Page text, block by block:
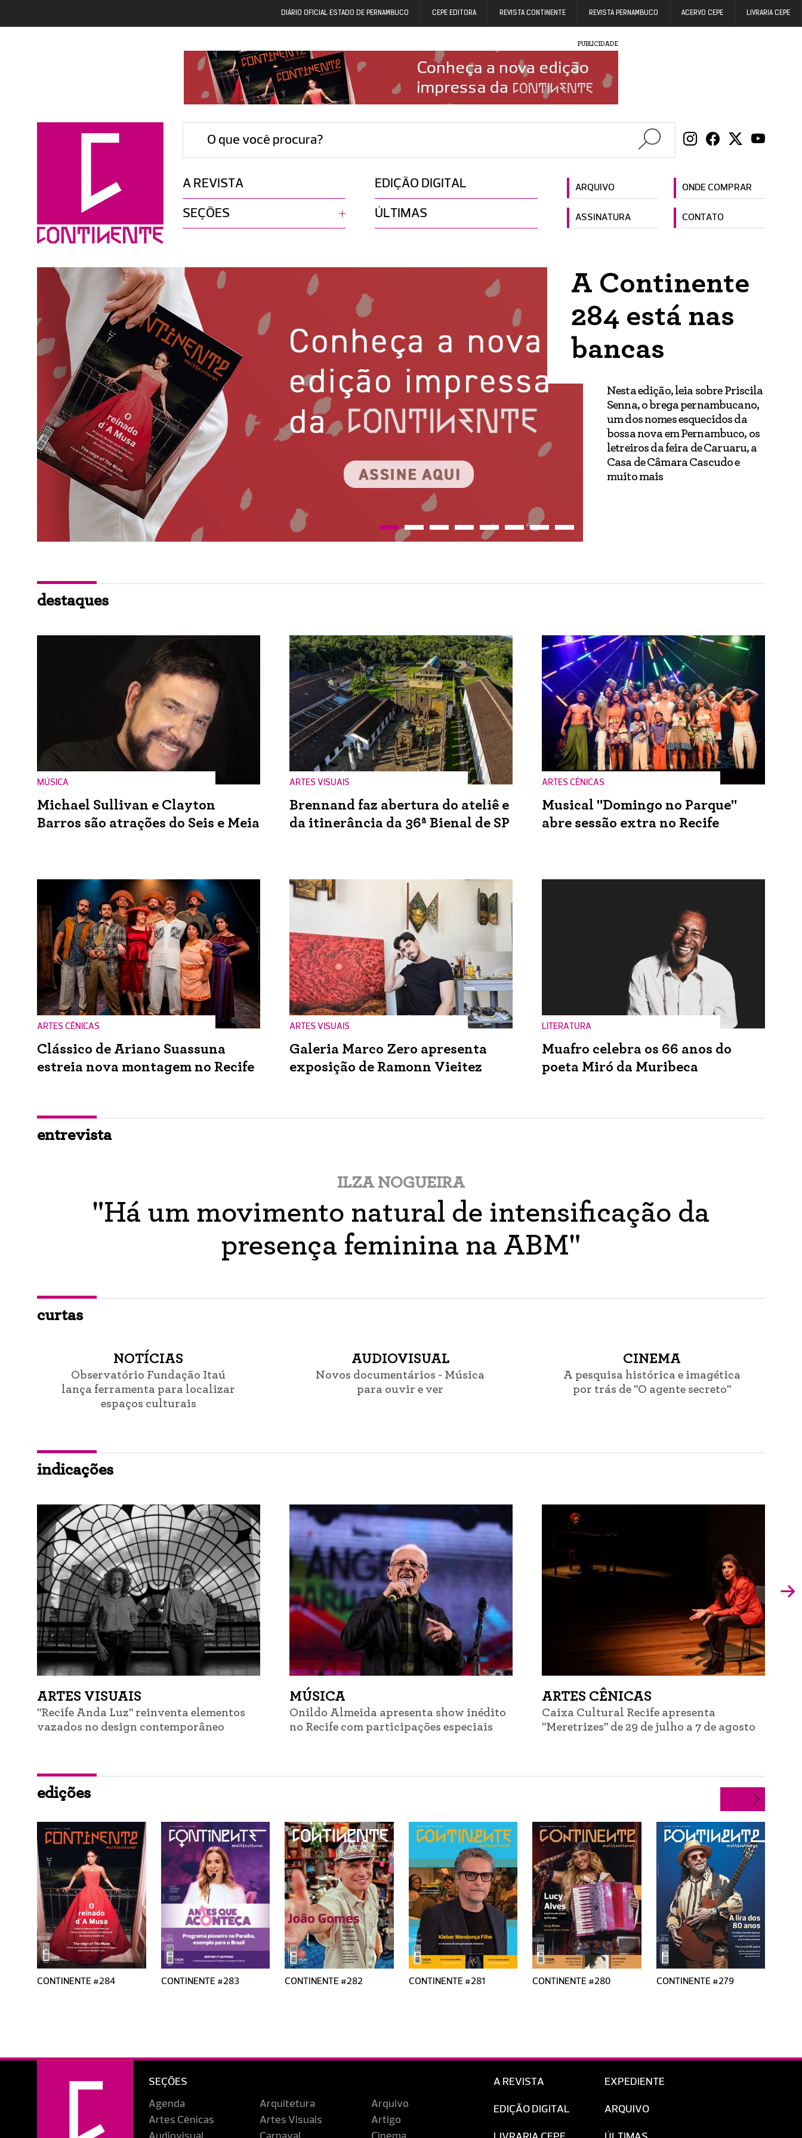
DIÁRIO OFICIAL ESTADO DE PERNAMBUCO CEPE EDITORA REVISTA CONTINENTE REVISTA PERNAMBUCO ACERVO CEPE LIVRARIA CEPE
PUBLICIDADE
O que você procura?
A REVISTA EDIÇÃO DIGITAL ARQUIVO ONDE COMPRAR
SEÇÕES ÚLTIMAS ASSINATURA CONTATO
A Continente
284 está nas
bancas
Nesta edição, leia sobre Priscila
Senna, o brega pernambucano,
um dos nomes esquecidos da
bossa nova em Pernambuco, os
letreiros da feira de Caruaru, a
Casa de Câmara Cascudo e
muito mais
destaques
MÚSICA
Michael Sullivan e Clayton
Barros são atrações do Seis e Meia
ARTES VISUAIS
Brennand faz abertura do ateliê e
da itinerância da 36ª Bienal de SP
ARTES CÊNICAS
Musical "Domingo no Parque"
abre sessão extra no Recife
ARTES CÊNICAS
Clássico de Ariano Suassuna
estreia nova montagem no Recife
ARTES VISUAIS
Galeria Marco Zero apresenta
exposição de Ramonn Vieitez
LITERATURA
Muafro celebra os 66 anos do
poeta Miró da Muribeca
entrevista
ILZA NOGUEIRA
"Há um movimento natural de intensificação da
presença feminina na ABM"
curtas
NOTÍCIAS
Observatório Fundação Itaú
lança ferramenta para localizar
espaços culturais
AUDIOVISUAL
Novos documentários - Música
para ouvir e ver
CINEMA
A pesquisa histórica e imagética
por trás de "O agente secreto"
indicações
ARTES VISUAIS
"Recife Anda Luz" reinventa elementos
vazados no design contemporâneo
MÚSICA
Onildo Almeida apresenta show inédito
no Recife com participações especiais
ARTES CÊNICAS
Caixa Cultural Recife apresenta
"Meretrizes" de 29 de julho a 7 de agosto
edições
CONTINENTE #284 CONTINENTE #283 CONTINENTE #282 CONTINENTE #281 CONTINENTE #280 CONTINENTE #279
SEÇÕES
Agenda Arquitetura
Arquivo
Artes Cênicas
Artes Visuais
Artigo
A REVISTA
EDIÇÃO DIGITAL
EXPEDIENTE
ARQUIVO